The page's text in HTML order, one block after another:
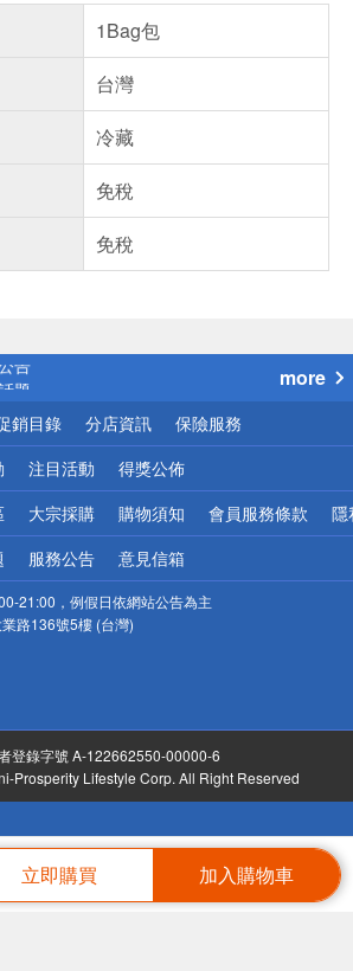
立即購買 加入購物車
1Bag包
台灣
冷藏
免稅
免稅
告
題
惠
區配送
頁！請小心！
more
銷目錄 分店資訊 保險服務
注目活動 得獎公佈
大宗採購 購物須知 會員服務條款 隱
服務公告 意見信箱
21:00，例假日依網站公告為主
路136號5樓 (台灣)
登錄字號 A-122662550-00000-6
Prosperity Lifestyle Corp. All Right Reserved